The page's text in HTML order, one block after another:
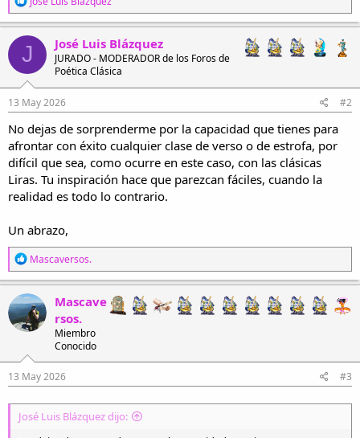
e
a
c
c
i
o
n
e
s
:
J José Luis Blázquez
JURADO - MODERADOR de los Foros de
Poética Clásica
13 May 2026 #2
No dejas de sorprenderme por la capacidad que tienes para
afrontar con éxito cualquier clase de verso o de estrofa, por
difícil que sea, como ocurre en este caso, con las clásicas
Liras. Tu inspiración hace que parezcan fáciles, cuando la
realidad es todo lo contrario.
Un abrazo,
R
e
a
c
c
i
o
e
s
:
Mascaversos.
Mascave
rsos.
Miembro
Conocido
13 May 2026 #3
José Luis Blázquez dijo: